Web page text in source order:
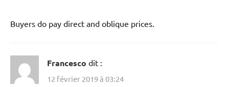
Buyers do pay direct and oblique prices.
Francesco dit :
12 février 2019 à 03:24